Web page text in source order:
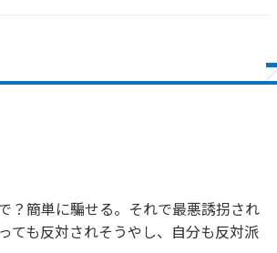
？簡単に騙せる。それで最悪誘拐され
ても反対されそうやし、自分も反対派